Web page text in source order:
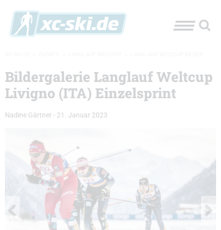
Bildergalerie Langlauf Weltcup
Livigno (ITA) Einzelsprint
Nadine Gärtner - 21. Januar 2023